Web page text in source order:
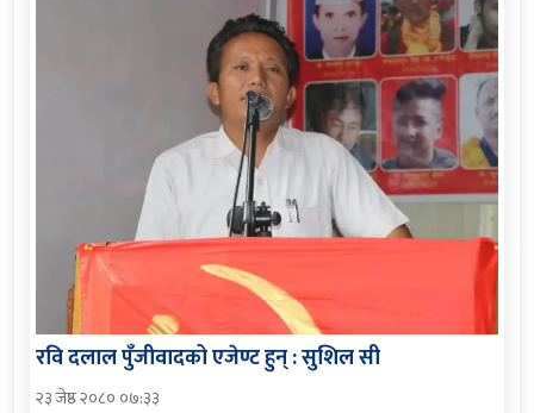
रवि दलाल पुँजीवादको एजेण्ट हुन् : सुशिल सी
२३ जेष्ठ २०८० ०७:३३